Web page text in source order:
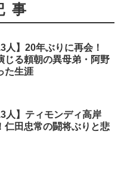
事
人】20年ぶりに再会！
じる頼朝の異母弟・阿野
た生涯
人】ティモンディ高岸
仁田忠常の闘将ぶりと悲